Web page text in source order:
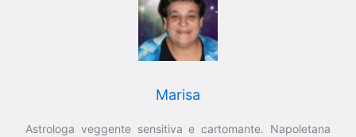
Marisa
Astrologa veggente sensitiva e cartomante. Napoletana